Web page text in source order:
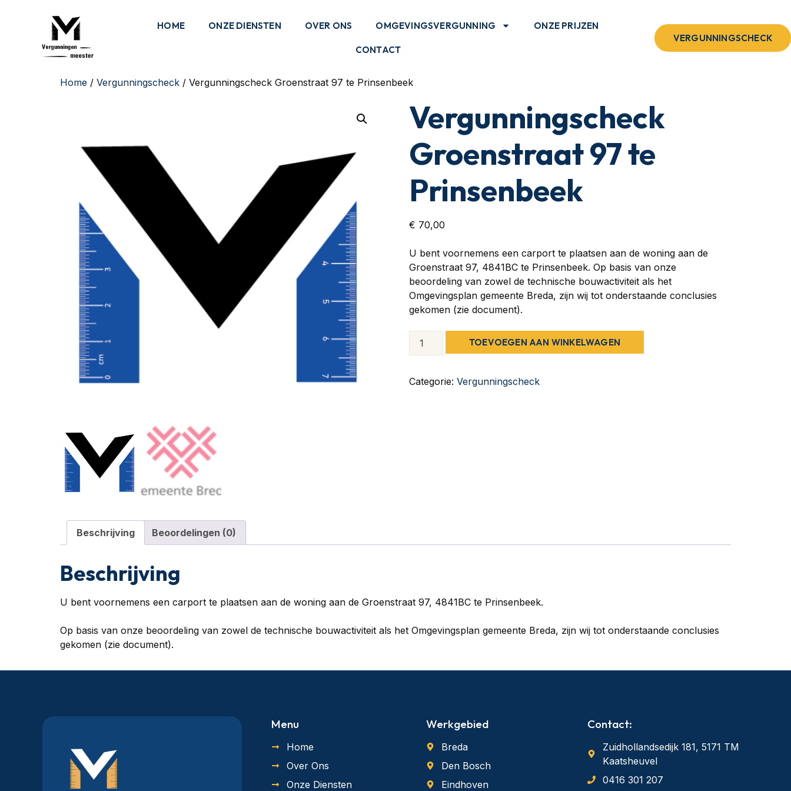
HOME ONZE DIENSTEN OVER ONS OMGEVINGSVERGUNNING ONZE PRIJZEN
CONTACT
VERGUNNINGSCHECK
Home / Vergunningscheck / Vergunningscheck Groenstraat 97 te Prinsenbeek
Vergunningscheck
Groenstraat 97 te
Prinsenbeek
€ 70,00
U bent voornemens een carport te plaatsen aan de woning aan de
Groenstraat 97, 4841BC te Prinsenbeek. Op basis van onze
beoordeling van zowel de technische bouwactiviteit als het
Omgevingsplan gemeente Breda, zijn wij tot onderstaande conclusies
gekomen (zie document).
TOEVOEGEN AAN WINKELWAGEN
Categorie: Vergunningscheck
Beschrijving Beoordelingen (0)
Beschrijving
U bent voornemens een carport te plaatsen aan de woning aan de Groenstraat 97, 4841BC te Prinsenbeek.
Op basis van onze beoordeling van zowel de technische bouwactiviteit als het Omgevingsplan gemeente Breda, zijn wij tot onderstaande conclusies
gekomen (zie document).
Menu
Home
Over Ons
Onze Diensten
Werkgebied
Breda
Den Bosch
Eindhoven
Contact:
Zuidhollandsedijk 181, 5171 TM
Kaatsheuvel
0416 301 207